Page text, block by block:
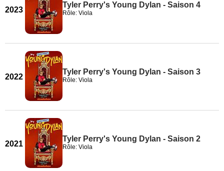
2023
Tyler Perry's Young Dylan - Saison 4
Rôle: Viola
2022
Tyler Perry's Young Dylan - Saison 3
Rôle: Viola
2021
Tyler Perry's Young Dylan - Saison 2
Rôle: Viola